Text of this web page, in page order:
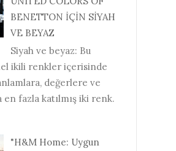
BENETTON İÇİN SİYAH
VE BEYAZ
Siyah ve beyaz: Bu
ikili renkler içerisinde
değerlere ve
en fazla katılmış iki renk.
"H&M Home: Uygun